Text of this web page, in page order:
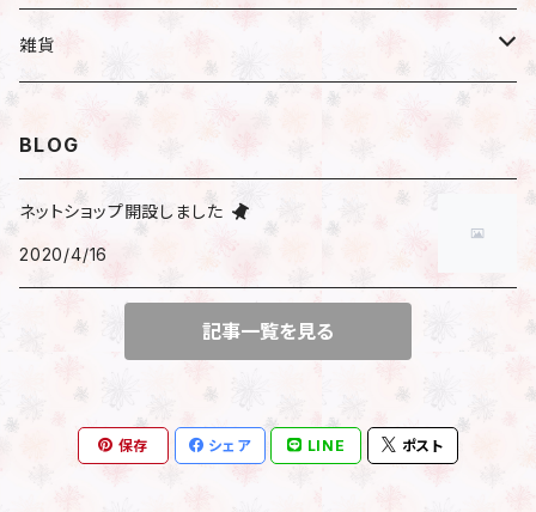
小分け
ハーバリウム
時計付きフラワーベース
包装
ピアス／イヤリング
ブレスレット
その他
瓶
透明瓶（スリム）
透明瓶（ネコ）
透明瓶（ジャム）
ハーバリウムオイル
イヤリング
雑貨
マスキングテープ
シール
サンキューシール
フレークシール
BLOG
ネットショップ開設しました
2020/4/16
記事一覧を見る
保存 シェア LINE ポスト